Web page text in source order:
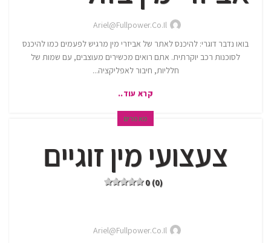
Ariel@fullpower.co.il
בואו נדבר דוגרי: להיכנס לאתר של אביזרי מין מרגיש לפעמים כמו להיכנס
לסוכנות רכב יוקרתית. אתם רואים מכשירים מעוצבים, עם שמות של
חלליות, חיבור לאפליקציה...
קרא עוד..
מאמרים
צעצועי מין זוגיים
0 (0)
Ariel@fullpower.co.il